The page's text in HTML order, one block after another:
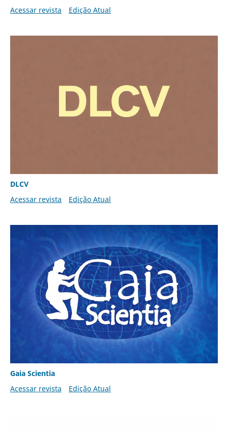
Acessar revista
Edição Atual
DLCV
Acessar revista
Edição Atual
Gaia Scientia
Acessar revista
Edição Atual